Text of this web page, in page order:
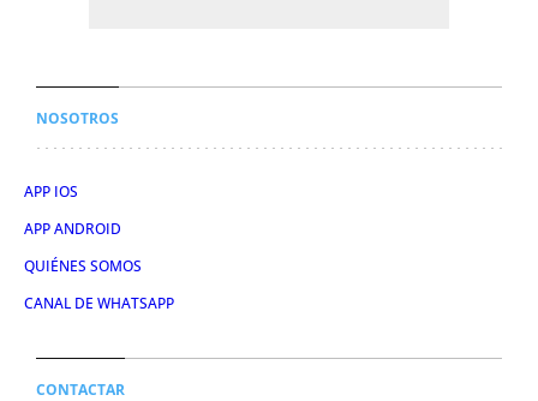
NOSOTROS
APP IOS
APP ANDROID
QUIÉNES SOMOS
CANAL DE WHATSAPP
CONTACTAR